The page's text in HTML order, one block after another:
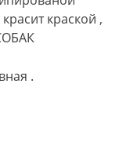
краской ,
.